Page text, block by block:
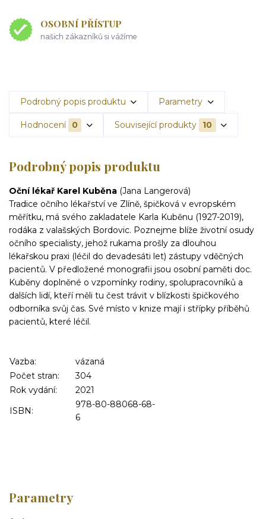
OSOBNÍ PŘÍSTUP
našich zákazníků si vážíme
Podrobný popis produktu Parametry
Hodnocení 0 Související produkty 10
Podrobný popis produktu
Oční lékař Karel Kuběna (Jana Langerová)
Tradice očního lékařství ve Zlíně, špičková v evropském
měřítku, má svého zakladatele Karla Kuběnu (1927-2019),
rodáka z valašských Bordovic. Poznejme blíže životní osudy
očního specialisty, jehož rukama prošly za dlouhou
lékařskou praxi (léčil do devadesáti let) zástupy vděčných
pacientů. V předložené monografii jsou osobní paměti doc.
Kuběny doplněné o vzpomínky rodiny, spolupracovníků a
dalších lidí, kteří měli tu čest trávit v blízkosti špičkového
odborníka svůj čas. Své místo v knize majíi střípky příběhů
pacientů, které léčil.
Vazba:
vázaná
Počet stran:
304
Rok vydání:
2021
ISBN:
978-80-88068-68-
6
Parametry